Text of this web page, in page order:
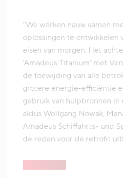
"We werken nauw samen
oplossingen te ontwikkelen
eisen van morgen. Het
'Amadeus Titanium' met
de toewijding van alle
grotere energie-efficiëntie
gebruik van hulpbronnen in
aldus Wolfgang Nowak,
Amadeus Schiffahrts- und
de reden voor de retrofit